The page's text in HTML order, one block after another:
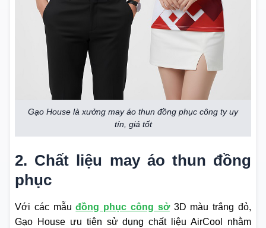
Gạo House là xưởng may áo thun đồng phục công ty uy
tín, giá tốt
2. Chất liệu may áo thun đồng
phục
Với các mẫuđồng phục công sở3D màu trắng đỏ,
Gạo House ưu tiên sử dụng chất liệu AirCool nhằm